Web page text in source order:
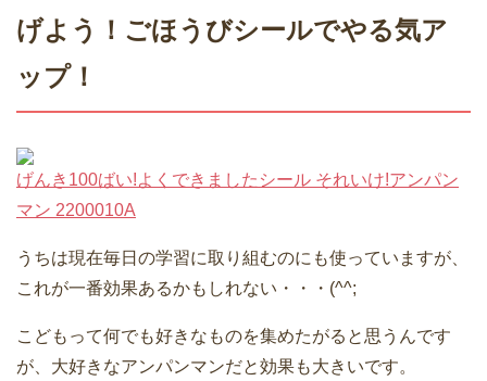
げよう！ごほうびシールでやる気ア
ップ！
げんき100ばい!よくできましたシール それいけ!アンパン
マン 2200010A
うちは現在毎日の学習に取り組むのにも使っていますが、
これが一番効果あるかもしれない・・・(^^;
こどもって何でも好きなものを集めたがると思うんです
が、大好きなアンパンマンだと効果も大きいです。